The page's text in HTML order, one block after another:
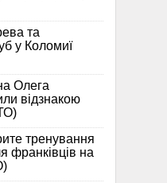
та
у Коломиї
Олега
відзнакою
тренування
франківців на